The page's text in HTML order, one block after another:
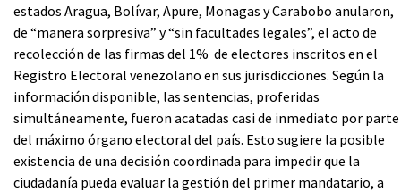
estados Aragua, Bolívar, Apure, Monagas y Carabobo anularon,
de “manera sorpresiva” y “sin facultades legales”, el acto de
recolección de las firmas del 1% de electores inscritos en el
Registro Electoral venezolano en sus jurisdicciones. Según la
información disponible, las sentencias, proferidas
simultáneamente, fueron acatadas casi de inmediato por parte
del máximo órgano electoral del país. Esto sugiere la posible
existencia de una decisión coordinada para impedir que la
ciudadanía pueda evaluar la gestión del primer mandatario, a